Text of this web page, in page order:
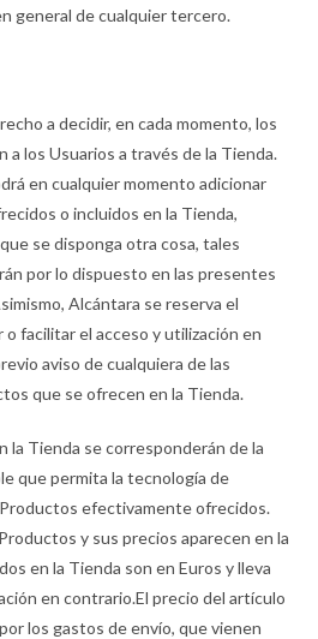
general de cualquier tercero.
a decidir, en cada momento, los
a los Usuarios a través de la Tienda.
en cualquier momento adicionar
o incluidos en la Tienda,
se disponga otra cosa, tales
por lo dispuesto en las presentes
Alcántara se reserva el
facilitar el acceso y utilización en
aviso de cualquiera de las
que se ofrecen en la Tienda.
la Tienda se corresponderán de la
que permita la tecnología de
efectivamente ofrecidos.
y sus precios aparecen en la
en la Tienda son en Euros y lleva
en contrario.El precio del artículo
los gastos de envío, que vienen